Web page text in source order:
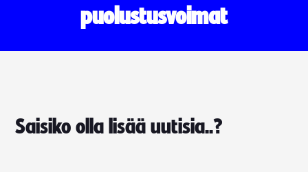
puolustusvoimat
Saisiko olla lisää uutisia..?